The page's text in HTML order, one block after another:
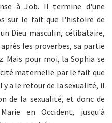
à Job. Il termine d'une
sur le fait que l'histoire de
Dieu masculin, célibataire,
les proverbes, sa partie
Mais pour moi, la Sophia se
maternelle par le fait que
a le retour de la sexualité, il
de la sexualité, et donc de
en Occident, jusqu'à